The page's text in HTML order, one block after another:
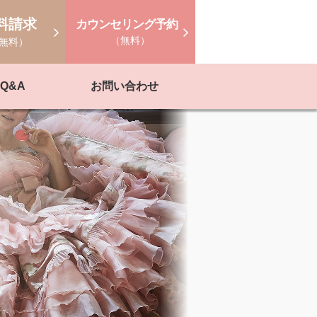
請求
料）
カウンセリング予約
（無料）
お問い合わせ